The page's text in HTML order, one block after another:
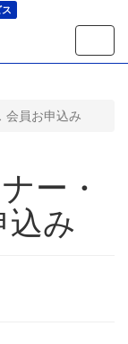
ビ
会員お申込み
ー・
み